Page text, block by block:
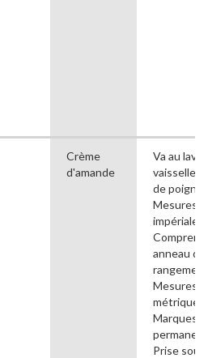
Crème
d'amande
Va au lave-
vaisselle,
de
Mesures
impériales,
anneau de
Mesures
métriques,
Marques
Prise